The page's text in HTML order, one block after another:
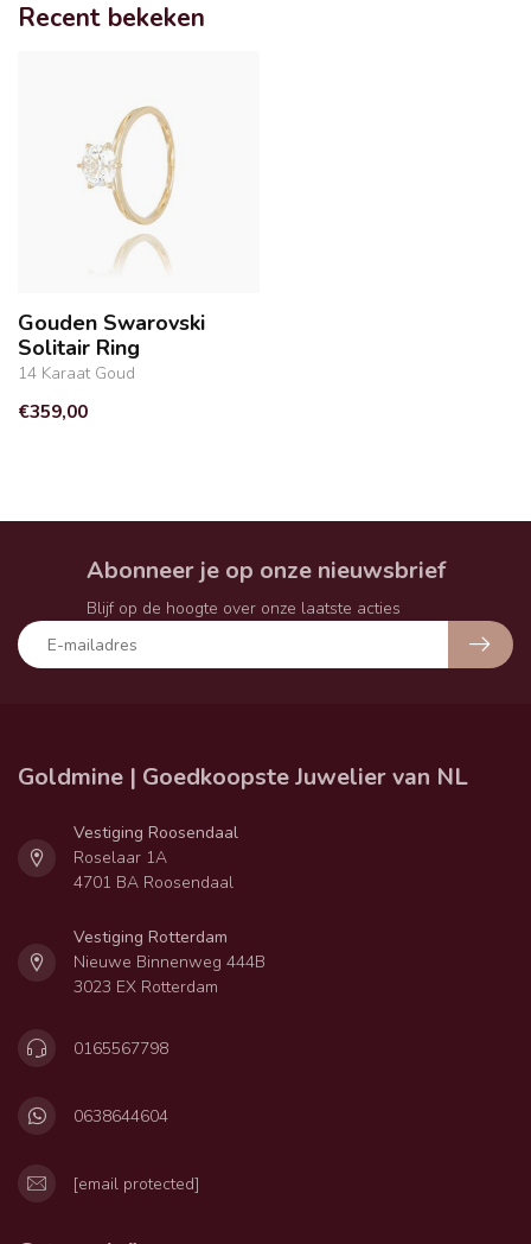
Recent bekeken
Gouden Swarovski
Solitair Ring
14 Karaat Goud
€359,00
Abonneer je op onze nieuwsbrief
Blijf op de hoogte over onze laatste acties
Goldmine | Goedkoopste Juwelier van NL
Vestiging Roosendaal
Roselaar 1A
4701 BA Roosendaal
Vestiging Rotterdam
Nieuwe Binnenweg 444B
3023 EX Rotterdam
0165567798
0638644604
[email protected]